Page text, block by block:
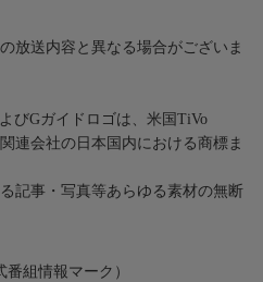
放送内容と異なる場合がございま
びGガイドロゴは、米国TiVo
連会社の日本国内における商標ま
記事・写真等あらゆる素材の無断
番組情報マーク）